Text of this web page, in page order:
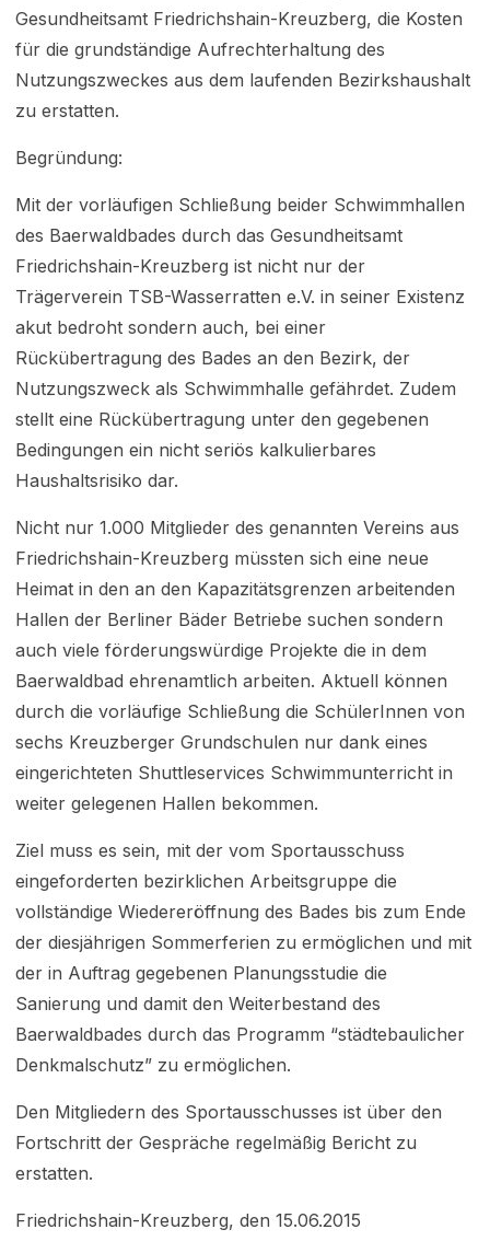
Gesundheitsamt Friedrichshain-Kreuzberg, die Kosten
für die grundständige Aufrechterhaltung des
Nutzungszweckes aus dem laufenden Bezirkshaushalt
zu erstatten.
Begründung:
Mit der vorläufigen Schließung beider Schwimmhallen
des Baerwaldbades durch das Gesundheitsamt
Friedrichshain-Kreuzberg ist nicht nur der
Trägerverein TSB-Wasserratten e.V. in seiner Existenz
akut bedroht sondern auch, bei einer
Rückübertragung des Bades an den Bezirk, der
Nutzungszweck als Schwimmhalle gefährdet. Zudem
stellt eine Rückübertragung unter den gegebenen
Bedingungen ein nicht seriös kalkulierbares
Haushaltsrisiko dar.
Nicht nur 1.000 Mitglieder des genannten Vereins aus
Friedrichshain-Kreuzberg müssten sich eine neue
Heimat in den an den Kapazitätsgrenzen arbeitenden
Hallen der Berliner Bäder Betriebe suchen sondern
auch viele förderungswürdige Projekte die in dem
Baerwaldbad ehrenamtlich arbeiten. Aktuell können
durch die vorläufige Schließung die SchülerInnen von
sechs Kreuzberger Grundschulen nur dank eines
eingerichteten Shuttleservices Schwimmunterricht in
weiter gelegenen Hallen bekommen.
Ziel muss es sein, mit der vom Sportausschuss
eingeforderten bezirklichen Arbeitsgruppe die
vollständige Wiedereröffnung des Bades bis zum Ende
der diesjährigen Sommerferien zu ermöglichen und mit
der in Auftrag gegebenen Planungsstudie die
Sanierung und damit den Weiterbestand des
Baerwaldbades durch das Programm “städtebaulicher
Denkmalschutz” zu ermöglichen.
Den Mitgliedern des Sportausschusses ist über den
Fortschritt der Gespräche regelmäßig Bericht zu
erstatten.
Friedrichshain-Kreuzberg, den 15.06.2015